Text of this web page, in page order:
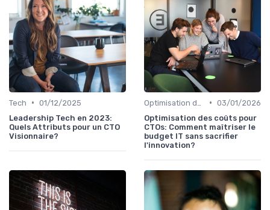
Tech • 01/12/2025
Leadership Tech en 2023:
Quels Attributs pour un CTO
Visionnaire?
• 03/01/2026
Optimisation des coûts pour
CTOs: Comment maîtriser le
budget IT sans sacrifier
l'innovation?